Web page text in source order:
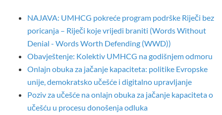
NAJAVA: UMHCG pokreće program podrške Riječi bez
poricanja – Riječi koje vrijedi braniti (Words Without
Denial - Words Worth Defending (WWD))
Obavještenje: Kolektiv UMHCG na godišnjem odmoru
Onlajn obuka za jačanje kapaciteta: politike Evropske
unije, demokratsko učešće i digitalno upravljanje
Poziv za učešće na onlajn obuka za jačanje kapaciteta o
učešću u procesu donošenja odluka